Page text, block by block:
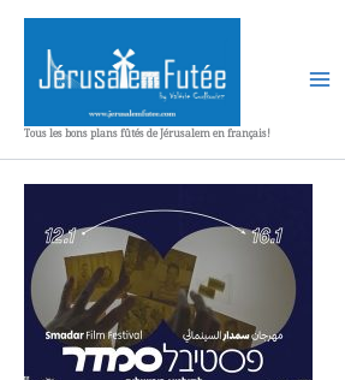
Aller
contenu
Tous les bons plans fûtés de Jérusalem en français!